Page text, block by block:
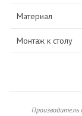
Материал
Монтаж к столу